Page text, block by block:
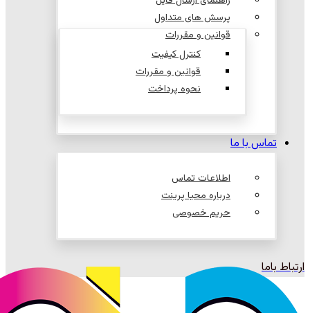
پرسش های متداول
قوانین و مقررات
کنترل کیفیت
قوانین و مقررات
نحوه پرداخت
تماس با ما
اطلاعات تماس
درباره محیا پرینت
حریم خصوصی
ارتباط باما